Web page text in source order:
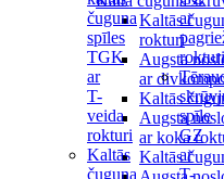
čuguna
spīles
TGK
ar
T-
veida
rokturi
Kaltās
čuguna
ar
spīle
GZ
ar
T-
Kaltās
rokturi
Augsta
ar
Kaltās
Augsta
ar koka
Kaltās